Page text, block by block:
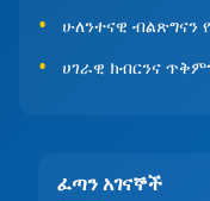
ሁለንተናዊ ብልጽግናን
ሀገራዊ ክብርንና
ፈጣን አገናኞች